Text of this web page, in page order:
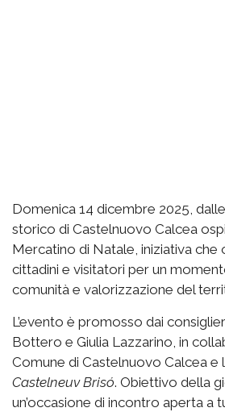
Domenica 14 dicembre 2025,
storico di Castelnuovo Calcea
Mercatino di Natale, iniziativa che
cittadini e visitatori per un
comunità e valorizzazione del
L’evento è promosso dai
Bottero e Giulia Lazzarino, in
Comune di Castelnuovo Calcea e
Castelneuv Brisó. Obiettivo della
un’occasione di incontro aperta a